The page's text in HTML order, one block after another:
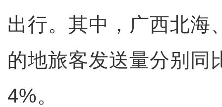
出行。其中，广西北海
的地旅客发送量分别同
4%。